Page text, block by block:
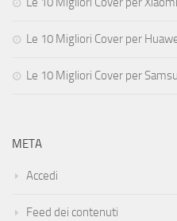
Le 10 Migliori Cover per
Le 10 Migliori Cover per
META
Accedi
Feed dei contenuti